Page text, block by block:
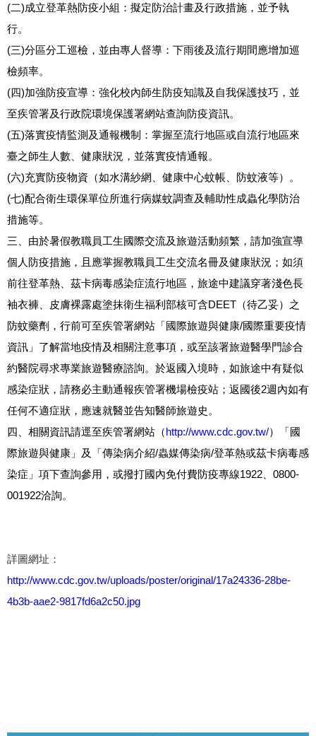
(二)成立登革熱防疫小組：擬定防治計畫及行政措施，並予執
行。
(三)分區分工巡檢，並由專人督導：下雨後及流行期間應增加巡
檢頻率。
(四)加強防疫宣導：強化校內師生防疫知識及自我保護技巧，並
至疾管署及行政院環境保護署網站查詢防疫資訊。
(五)落實疫情監測及通報機制：掌握至流行地區或自流行地區來
臺之師生人數、健康狀況，並落實疫情通報。
(六)充實防疫物資（如水溝紗網、健康中心蚊帳、防蚊液等）。
(七)配合衛生環保單位所進行病媒蚊調查及輔助性成蟲化學防治
措施等。
三、由於暑假教職員工生國際交流及旅遊活動頻繁，請加強宣導
個人防疫措施，且應掌握教職員工生交流名冊及健康狀況；如須
前往登革熱、茲卡病毒感染症流行地區，旅途中建議穿著淺色長
袖衣褲、皮膚裸露處塗抹衛生福利部核可含DEET （待乙妥）之
防蚊藥劑，行前可至疾管署網站「國際旅遊與健康/國際重要疫情
資訊」了解當地疫情及相關注意事項，或至該署旅遊醫學門診合
約醫院尋求專業旅遊醫療諮詢。於返國入境時，如旅途中有疑似
感染症狀，請務必主動通報疾管署機場檢疫站；返國後2週內如有
任何不適症狀，應速就醫並告知醫師旅遊史。
四、相關資訊請逕至疾管署網站（http://www.cdc.gov.tw/）「國
際旅遊與健康」及「傳染病介紹/蟲媒傳染病/登革熱或茲卡病毒感
染症」項下查詢參用，或撥打國內免付費防疫專線1922
0800-
001922洽詢。
詳圖網址：
http://www.cdc.gov.tw/uploads/poster/original/17a24336-28be-
4b3b-aae2-9817fd6a2c50.jpg